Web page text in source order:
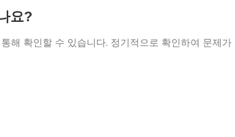
요?
해 확인할 수 있습니다. 정기적으로 확인하여 문제가